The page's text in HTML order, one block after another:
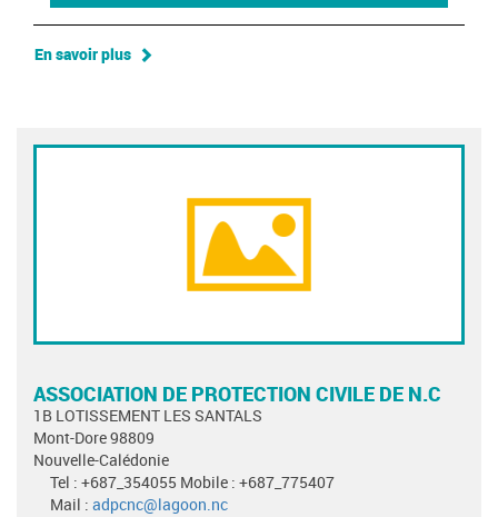
En savoir plus
ASSOCIATION DE PROTECTION CIVILE DE N.C
1B LOTISSEMENT LES SANTALS
Mont-Dore 98809
Nouvelle-Calédonie
Tel : +687_354055 Mobile : +687_775407
Mail : adpcnc@lagoon.nc